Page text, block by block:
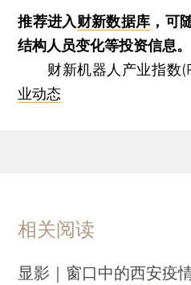
推荐进入财新数据库 ，可
结构人员变化等投资信息。
财新机器人产业指数
业动态
相关阅读
显影｜窗口中的西安疫